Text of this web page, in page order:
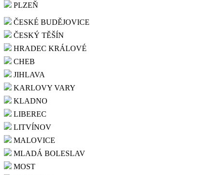
PLZEŇ
ČESKÉ BUDĚJOVICE
ČESKÝ TĚŠÍN
HRADEC KRÁLOVÉ
CHEB
JIHLAVA
KARLOVY VARY
KLADNO
LIBEREC
LITVÍNOV
MALOVICE
MLADÁ BOLESLAV
MOST